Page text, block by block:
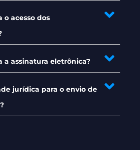
o acesso dos
a assinatura eletrônica?
jurídica para o envio de